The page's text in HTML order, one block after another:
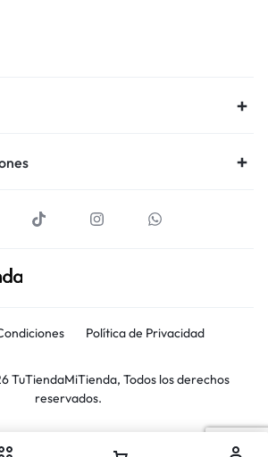
Política de Privacidad
TuTiendaMiTienda, Todos los derechos
reservados.